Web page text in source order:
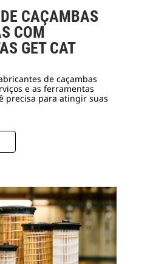
CAÇAMBAS
COM
GET CAT
de caçambas
e as ferramentas
precisa para atingir suas